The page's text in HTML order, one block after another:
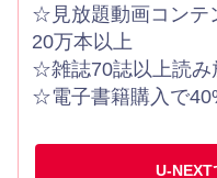
☆見放題動画コンテ
20万本以上
☆雑誌70誌以上読み
☆電子書籍購入で
U-NEXT